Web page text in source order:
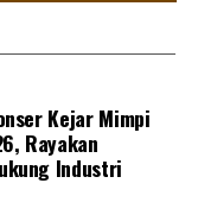
Kejar Mimpi
Rayakan
Industri